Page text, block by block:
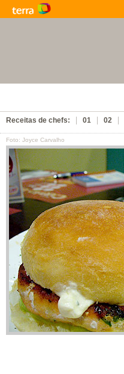
Foto: Joyce Carvalho
Receitas de chefs: 01 02